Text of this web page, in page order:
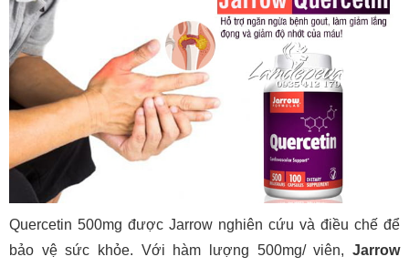
Quercetin 500mg được Jarrow nghiên cứu và điều chế để
bảo vệ sức khỏe. Với hàm lượng 500mg/ viên, Jarrow